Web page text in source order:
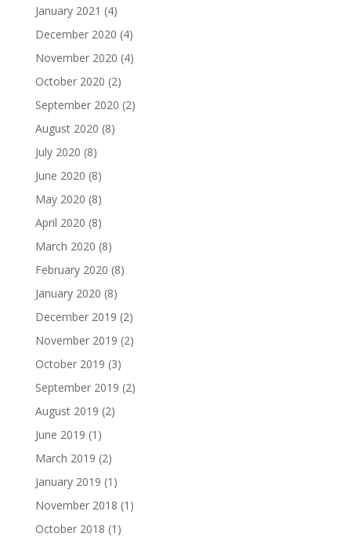
January 2021 (4)
December 2020 (4)
November 2020 (4)
October 2020 (2)
September 2020 (2)
August 2020 (8)
July 2020 (8)
June 2020 (8)
May 2020 (8)
April 2020 (8)
March 2020 (8)
February 2020 (8)
January 2020 (8)
December 2019 (2)
November 2019 (2)
October 2019 (3)
September 2019 (2)
August 2019 (2)
June 2019 (1)
March 2019 (2)
January 2019 (1)
November 2018 (1)
October 2018 (1)